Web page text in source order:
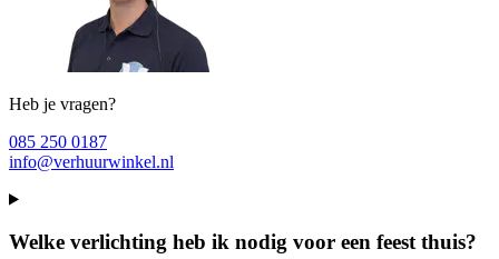
Heb je vragen?
085 250 0187
info@verhuurwinkel.nl
Welke verlichting heb ik nodig voor een feest thuis?